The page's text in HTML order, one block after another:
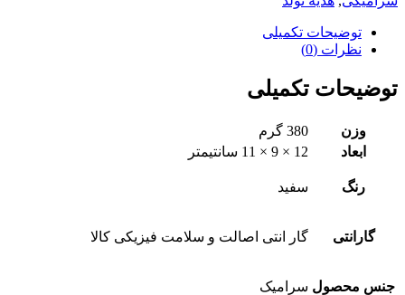
توضیحات تکمیلی
نظرات (0)
توضیحات تکمیلی
وزن
380 گرم
ابعاد
12 × 9 × 11 سانتیمتر
رنگ سفید
گارانتی گار انتی اصالت و سلامت فیزیکی کالا
جنس محصول سرامیک